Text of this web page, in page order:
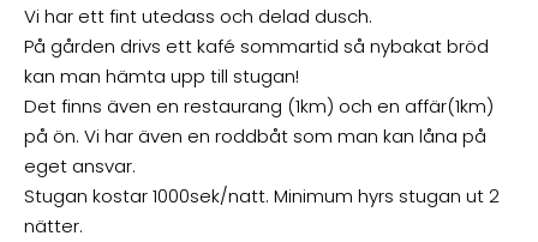
Vi har ett fint utedass och delad dusch.
På gården drivs ett kafé sommartid så nybakat bröd
kan man hämta upp till stugan!
Det finns även en restaurang (1km) och en affär(1km)
på ön. Vi har även en roddbåt som man kan låna på
eget ansvar.
Stugan kostar 1000sek/natt. Minimum hyrs stugan ut 2
nätter.